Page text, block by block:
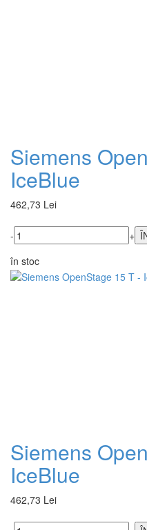
Siemens
IceBlue
462,73 Lei
-
+
în stoc
Siemens
IceBlue
462,73 Lei